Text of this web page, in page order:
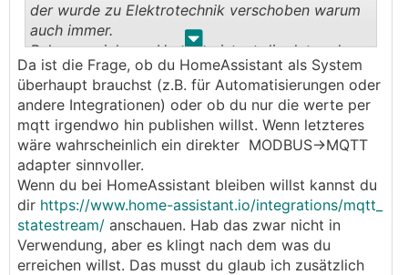
https://www.haustechnikdialog.de/Forum/t/221748/N
eue-Nibe-S-Serie-Wer-hat-Infos-Lohnt-sich-das-wart
en-?page=2
Bei den Registern ist der typ zu beachten
(holding/input)
Allerdings bekomme ich bei manchen Registern
keine Werte, bin mir nicht sicher ob die Liste korrekt
und komplett ist.
Aber auf den ersten Blick schaut das alles gut aus,
eine gute Lösung für die lokale Einbindung der
Wärmepumpe.
. .
der wurde zu Elektrotechnik verschoben warum
auch immer.
Bekomme ich aus Homeassistant die daten der
modbus Sensoren in mqtt oder sollte ich das
komplett anders angehen?
Mqtt Broker ist vorhanden und die
Implementierung ist auch bei Homeassistant drin.
Ich hänge beim Dienst mqtt publish fest.
Wenn jemand weiter weiß wäre ich dankbar.
MfG
Peter
Da ist die Frage, ob du HomeAssistant als System
überhaupt brauchst (z.B. für Automatisierungen oder
andere Integrationen) oder ob du nur die werte per
mqtt irgendwo hin publishen willst. Wenn letzteres
wäre wahrscheinlich ein direkter MODBUS->MQTT
adapter sinnvoller.
Wenn du bei HomeAssistant bleiben willst kannst du
dir https://www.home-assistant.io/integrations/mqtt_
statestream/ anschauen. Hab das zwar nicht in
Verwendung, aber es klingt nach dem was du
erreichen willst. Das musst du glaub ich zusätzlich